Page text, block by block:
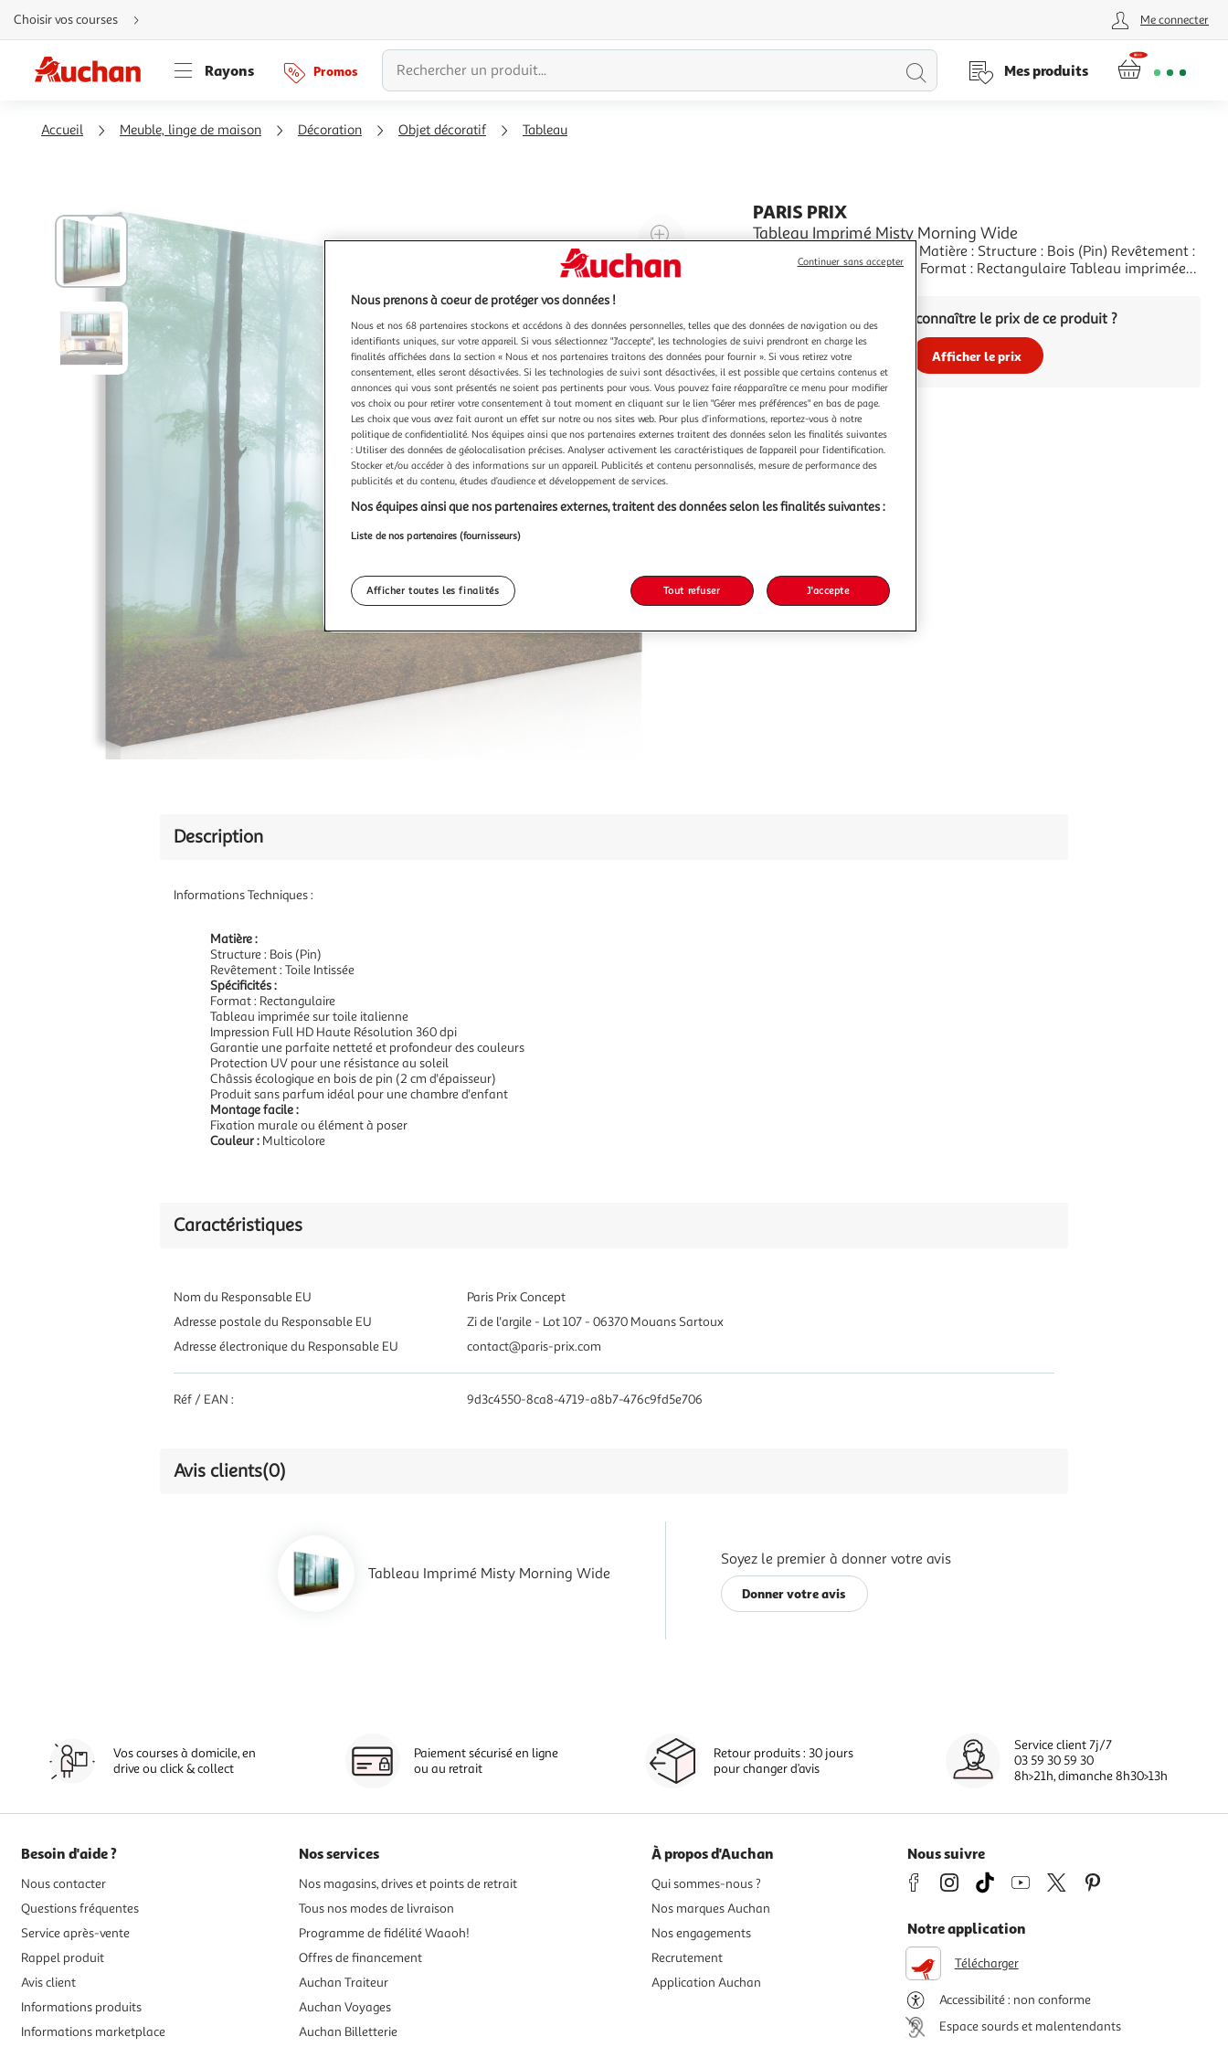
Aller
directement
au
Aller
directement
à
Aller
directement
rubrique
Choisir vos courses Me connecter
Rayons Promos
Lancer
Mes produits
Accueil Meuble, linge de maison Décoration Objet décoratif Tableau
Agrandir
l'illustration
à
Réduire
à
100
%
Partager
le
produit
PARIS PRIX
Tableau Imprimé Misty Morning Wide
Informations Techniques : Matière : Structure : Bois (Pin) Revêtement :
Toile Intissée Spécificités : Format : Rectangulaire Tableau imprimée
UV pour une résistance auVous voulez connaître le prix de ce produit ?
Afficher le prix
Description
Informations Techniques :
Matière :
Structure : Bois (Pin)
Revêtement : Toile Intissée
Spécificités :
Format : Rectangulaire
Tableau imprimée sur toile italienne
Impression Full HD Haute Résolution 360 dpi
Garantie une parfaite netteté et profondeur des couleurs
Protection UV pour une résistance au soleil
Châssis écologique en bois de pin (2 cm d'épaisseur)
Produit sans parfum idéal pour une chambre d'enfant
Montage facile :
Fixation murale ou élément à poser
Couleur : Multicolore
Caractéristiques
Nom du Responsable EU
Paris Prix Concept
Adresse postale du Responsable EU
Zi de l'argile - Lot 107 - 06370 Mouans Sartoux
Adresse électronique du Responsable EU
contact@paris-prix.com
Réf / EAN : 9d3c4550-8ca8-4719-a8b7-476c9fd5e706
Avis clients(0)
Tableau Imprimé Misty Morning Wide
Soyez le premier à donner votre avis
Donner votre avis
Vos courses à domicile, en
drive ou click & collect
Paiement sécurisé en ligne
ou au retrait
Retour produits : 30 jours
pour changer d’avis
Service client 7j/7
03 59 30 59 30
8h>21h, dimanche 8h30>13h
Besoin d'aide ?
Nous contacter
Questions fréquentes
Service après-vente
Rappel produit
Avis client
Informations produits
Informations marketplace
Nos services
Nos magasins, drives et points de retrait
Tous nos modes de livraison
Programme de fidélité Waaoh!
Offres de financement
Auchan Traiteur
Auchan Voyages
Auchan Billetterie
À propos d'Auchan
Qui sommes-nous ?
Nos marques Auchan
Nos engagements
Recrutement
Application Auchan
Nous suivre
Notre application
Télécharger
Accessibilité : non conforme
Espace sourds et malentendants
Nous prenons à coeur de protéger vos données !
Nous et nos 68 partenaires stockons et accédons à des données personnelles, telles que des données de navigation ou des
identifiants uniques, sur votre appareil. Si vous sélectionnez "J'accepte", les technologies de suivi prendront en charge les
finalités affichées dans la section « Nous et nos partenaires traitons des données pour fournir ». Si vous retirez votre
consentement, elles seront désactivées. Si les technologies de suivi sont désactivées, il est possible que certains contenus et
annonces qui vous sont présentés ne soient pas pertinents pour vous. Vous pouvez faire réapparaître ce menu pour modifier
vos choix ou pour retirer votre consentement à tout moment en cliquant sur le lien "Gérer mes préférences" en bas de page.
Les choix que vous avez fait auront un effet sur notre ou nos sites web. Pour plus d’informations, reportez-vous à notre
politique de confidentialité. Nos équipes ainsi que nos partenaires externes traitent des données selon les finalités suivantes
: Utiliser des données de géolocalisation précises. Analyser activement les caractéristiques de l’appareil pour l’identification.
Stocker et/ou accéder à des informations sur un appareil. Publicités et contenu personnalisés, mesure de performance des
publicités et du contenu, études d’audience et développement de services.
Nos équipes ainsi que nos partenaires externes, traitent des données selon les finalités suivantes :
Liste de nos partenaires (fournisseurs)
Afficher toutes les finalités Tout refuser J'accepte
Continuer sans accepter